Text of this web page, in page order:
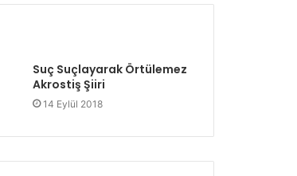
Suç Suçlayarak Örtülemez
Akrostiş Şiiri
14 Eylül 2018